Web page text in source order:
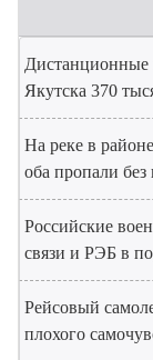
Якутска 370
На реке в
оба пропали без
Российские
связи и РЭБ в
Рейсовый
плохого